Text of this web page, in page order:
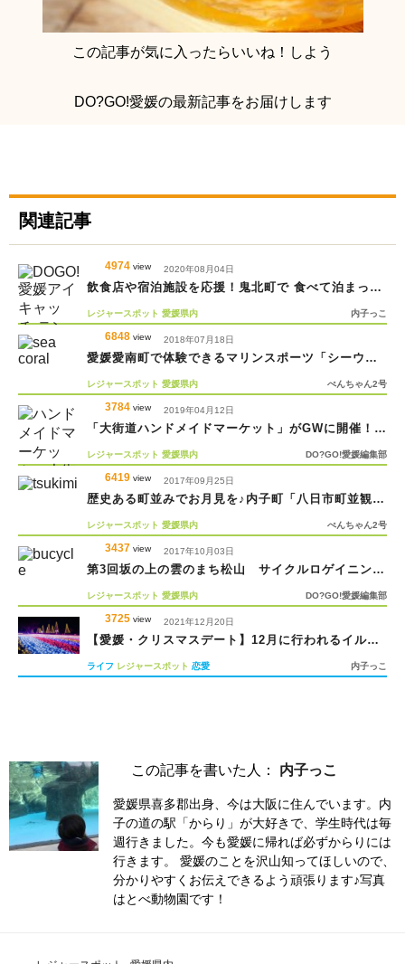
この記事が気に入ったらいいね！しよう
DO?GO!愛媛の最新記事をお届けします
関連記事
4974 view 2020年08月04日
飲食店や宿泊施設を応援！鬼北町で 食べて泊まって
レジャースポット 愛媛県内 内子っこ
6848 view 2018年07月18日
愛媛愛南町で体験できるマリンスポーツ「シーウォ
レジャースポット 愛媛県内 ぺんちゃん2号
3784 view 2019年04月12日
「大街道ハンドメイドマーケット」がGWに開催！注
レジャースポット 愛媛県内 DO?GO!愛媛編集部
6419 view 2017年09月25日
歴史ある町並みでお月見を♪内子町「八日市町並観月
レジャースポット 愛媛県内 ぺんちゃん2号
3437 view 2017年10月03日
第3回坂の上の雲のまち松山 サイクルロゲイニング
レジャースポット 愛媛県内 DO?GO!愛媛編集部
3725 view 2021年12月20日
【愛媛・クリスマスデート】12月に行われるイルミ
ライフ レジャースポット 恋愛 内子っこ
この記事を書いた人： 内子っこ
愛媛県喜多郡出身、今は大阪に住んでいます。内
子の道の駅「からり」が大好きで、学生時代は毎
週行きました。今も愛媛に帰れば必ずからりには
行きます。 愛媛のことを沢山知ってほしいので、
分かりやすくお伝えできるよう頑張ります♪写真
はとべ動物園です！